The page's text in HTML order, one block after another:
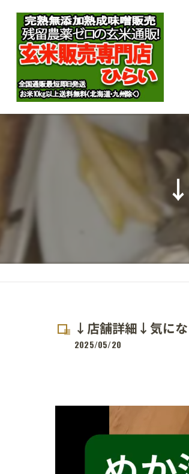
↓店舗詳細↓気にな
2025/05/20